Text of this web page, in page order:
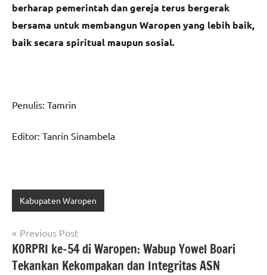
berharap pemerintah dan gereja terus bergerak
bersama untuk membangun Waropen yang lebih baik,
baik secara spiritual maupun sosial.
Penulis: Tamrin
Editor: Tanrin Sinambela
Kabupaten Waropen
Navigasi
pos
Previous Post
KORPRI ke-54 di Waropen: Wabup Yowel Boari
Tekankan Kekompakan dan Integritas ASN